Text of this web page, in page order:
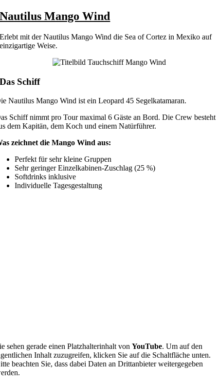
Nautilus Mango Wind
Erlebt mit der Nautilus Mango Wind die Sea of Cortez in Mexiko auf
einzigartige Weise.
Das Schiff
Nautilus Mango Wind ist ein Leopard 45 Segelkatamaran.
Schiff nimmt pro Tour maximal 6 Gäste an Bord. Die Crew besteht
dem Kapitän, dem Koch und einem Natürführer.
zeichnet die Mango Wind aus:
Perfekt für sehr kleine Gruppen
Sehr geringer Einzelkabinen-Zuschlag (25 %)
Softdrinks inklusive
Individuelle Tagesgestaltung
sehen gerade einen Platzhalterinhalt vonYouTube. Um auf den
Inhalt zuzugreifen, klicken Sie auf die Schaltfläche unten.
beachten Sie, dass dabei Daten an Drittanbieter weitergegeben